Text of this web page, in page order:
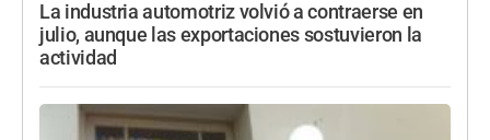
La industria automotriz volvió a contraerse en
julio, aunque las exportaciones sostuvieron la
actividad